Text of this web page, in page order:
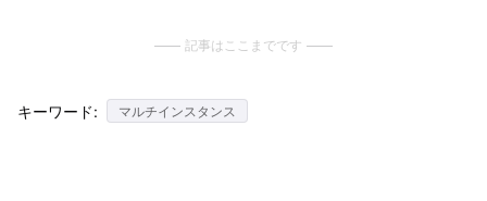
記事はここまでです
キーワード: マルチインスタンス